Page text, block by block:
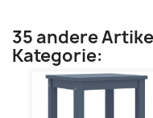
35 andere
Kategorie: